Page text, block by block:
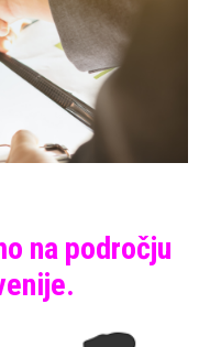
na področju